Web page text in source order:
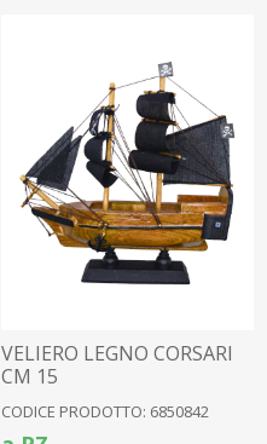
VELIERO LEGNO CORSARI
CM 15
CODICE PRODOTTO: 6850842